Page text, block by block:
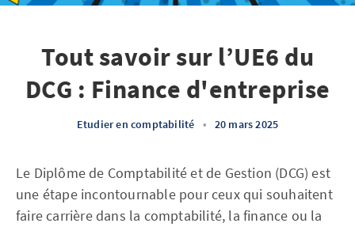
Tout savoir sur l’UE6 du
DCG : Finance d'entreprise
Etudier en comptabilité • 20 mars 2025
Le Diplôme de Comptabilité et de Gestion (DCG) est
une étape incontournable pour ceux qui souhaitent
faire carrière dans la comptabilité, la finance ou la